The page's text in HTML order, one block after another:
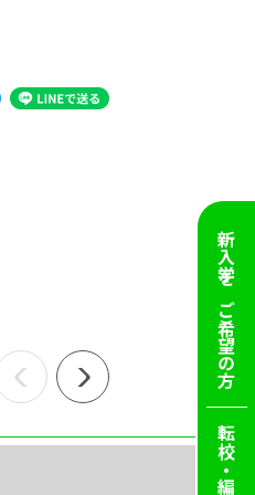
新入学を
ご希望の方